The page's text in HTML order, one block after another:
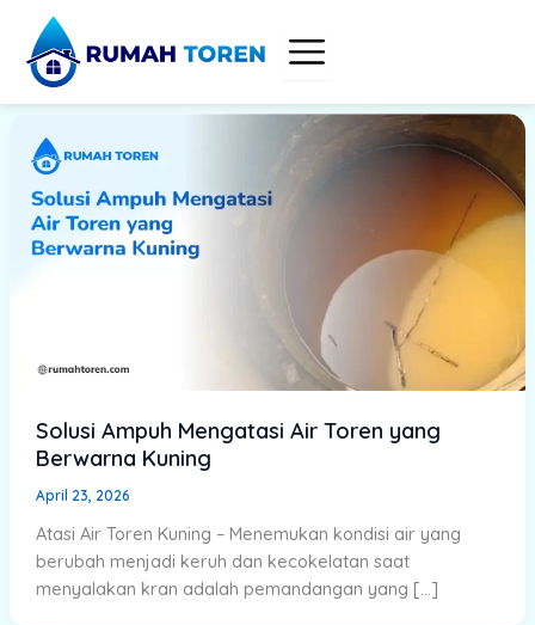
content
Solusi Ampuh Mengatasi Air Toren yang
Berwarna Kuning
April 23, 2026
Atasi Air Toren Kuning – Menemukan kondisi air yang
berubah menjadi keruh dan kecokelatan saat
menyalakan kran adalah pemandangan yang […]